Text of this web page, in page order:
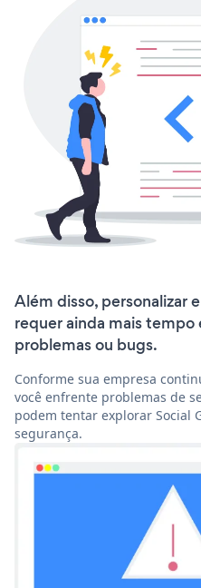
Além disso, personalizar
requer ainda mais tempo
problemas ou bugs.
Conforme sua empresa
você enfrente problemas de
podem tentar explorar Social
segurança.